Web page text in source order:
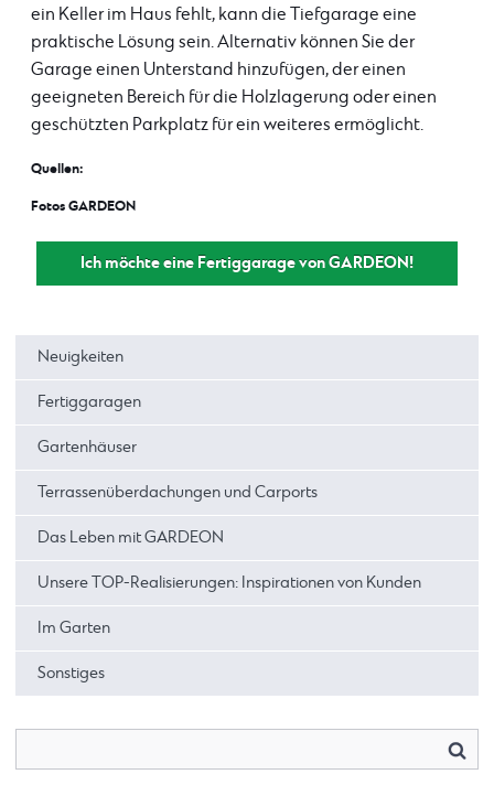
ein Keller im Haus fehlt, kann die Tiefgarage eine
praktische Lösung sein. Alternativ können Sie der
Garage einen Unterstand hinzufügen, der einen
geeigneten Bereich für die Holzlagerung oder einen
geschützten Parkplatz für ein weiteres ermöglicht.
Quellen:
Fotos GARDEON
Ich möchte eine Fertiggarage von GARDEON!
Neuigkeiten
Fertiggaragen
Gartenhäuser
Terrassenüberdachungen und Carports
Das Leben mit GARDEON
Unsere TOP-Realisierungen: Inspirationen von Kunden
Im Garten
Sonstiges